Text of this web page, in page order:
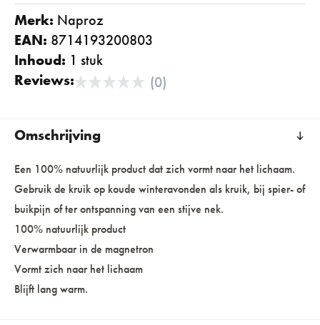
Merk:
naproz
EAN: 8714193200803
Inhoud: 1 stuk
Reviews:
(0)
Omschrijving
Een 100% natuurlijk product dat zich vormt naar het lichaam.
Gebruik de kruik op koude winteravonden als kruik, bij spier- of
buikpijn of ter ontspanning van een stijve nek.
100% natuurlijk product
Verwarmbaar in de magnetron
Vormt zich naar het lichaam
Blijft lang warm.